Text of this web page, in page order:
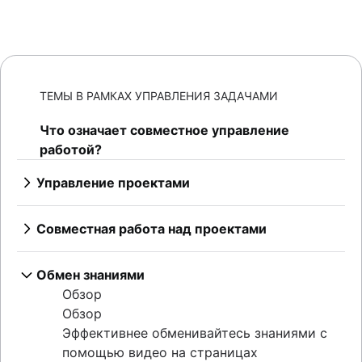
ТЕМЫ В РАМКАХ УПРАВЛЕНИЯ ЗАДАЧАМИ
Что означает совместное управление
работой?
Управление проектами
Обзор
Управление проектами с помощью ИИ
Этапы управления проектами
Принципы
Управление корпоративными проектами
Creative project management
Решения
Управление ИТ-проектами
Совместная работа над проектами
Обзор
Культура совместной работы
Обзор
Плодотворное общение
Командная работа
Советы по совместной работе от
Многофункциональные команды
Обзор
Совместная работа
Рекомендации по мозговому штурму
Обзор
Обмен знаниями
Обзор
Обзор
Эффективнее обменивайтесь знаниями с
помощью видео на страницах